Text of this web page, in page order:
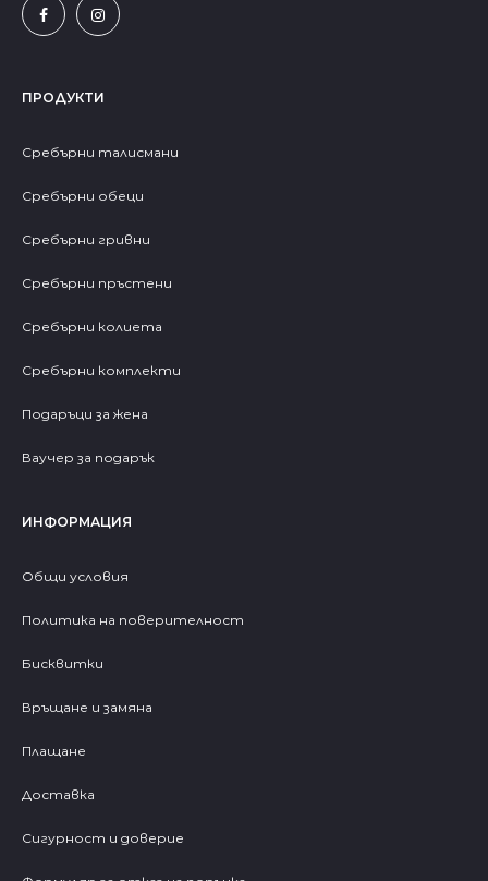
ПРОДУКТИ
Сребърни талисмани
Сребърни обеци
Сребърни гривни
Сребърни пръстени
Сребърни колиета
Сребърни комплекти
Подаръци за жена
Ваучер за подарък
ИНФОРМАЦИЯ
Общи условия
Политика на поверителност
Бисквитки
Връщане и замяна
Плащане
Доставка
Сигурност и доверие